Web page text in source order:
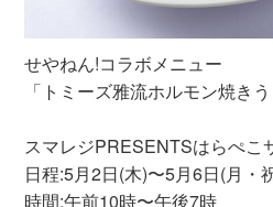
せやねん!コラボメニュー
「トミーズ雅流ホルモン焼き
スマレジPRESENTSはらぺこ
日程:5月2日(木)〜5月6日(月・
時間:午前10時〜午後7時